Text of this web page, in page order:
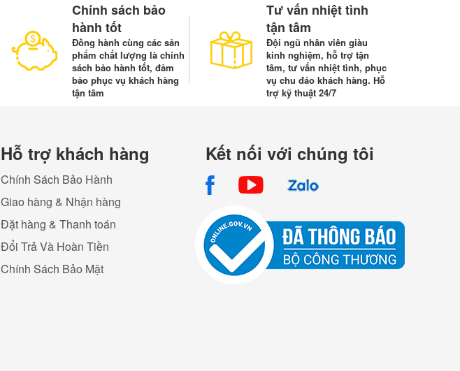
Chính sách bảo
hành tốt
Đồng hành cùng các sản
phẩm chất lượng là chính
sách bảo hành tốt, đảm
bảo phục vụ khách hàng
tận tâm
Tư vấn nhiệt tình
tận tâm
Đội ngũ nhân viên giàu
kinh nghiệm, hỗ trợ tận
tâm, tư vấn nhiệt tình, phục
vụ chu đáo khách hàng. Hỗ
trợ kỹ thuật 24/7
Hỗ trợ khách hàng
Chính Sách Bảo Hành
Giao hàng & Nhận hàng
Đặt hàng & Thanh toán
Đổi Trả Và Hoàn Tiền
Chính Sách Bảo Mật
Kết nối với chúng tôi